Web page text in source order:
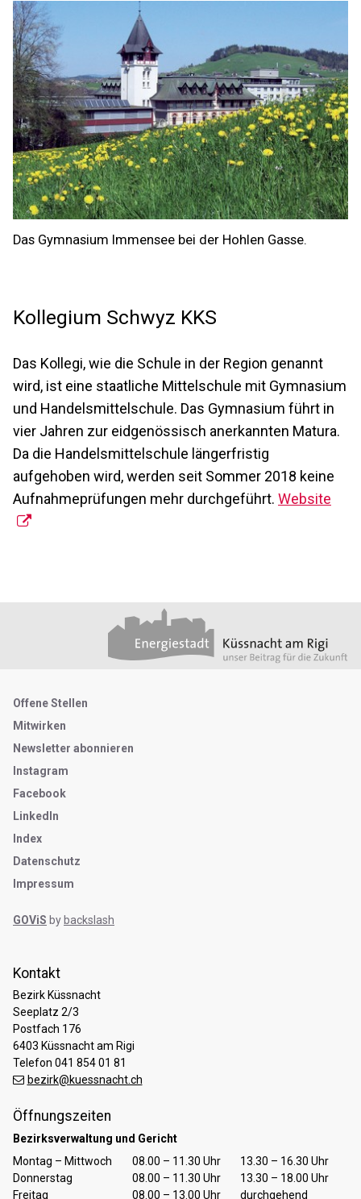
Das Gymnasium Immensee bei der Hohlen Gasse.
Kollegium Schwyz KKS
Das Kollegi, wie die Schule in der Region genannt
wird, ist eine staatliche Mittelschule mit Gymnasium
und Handelsmittelschule. Das Gymnasium führt in
vier Jahren zur eidgenössisch anerkannten Matura.
Da die Handelsmittelschule längerfristig
aufgehoben wird, werden seit Sommer 2018 keine
Aufnahmeprüfungen mehr durchgeführt. Website
Kontakt
Bezirk Küssnacht
Seeplatz 2/3
Postfach 176
6403 Küssnacht am Rigi
Telefon 041 854 01 81
bezirk@kuessnacht.ch
Öffnungszeiten
Bezirksverwaltung und Gericht
TagÖffnungszeiten Vormittag Öffnungszeiten Nachmittag
Montag – Mittwoch 08.00 – 11.30 Uhr
13.30 – 16.30 Uhr
Donnerstag
08.00 – 11.30 Uhr
13.30 – 18.00 Uhr
Freitag
08.00 – 13.00 Uhr durchgehend
Metanavigation
Offene Stellen
Mitwirken
Newsletter abonnieren
Instagram
Facebook
LinkedIn
Index
Datenschutz
Impressum
GOViS by backslash